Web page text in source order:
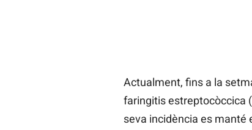
Actualment, fins a la
faringitis estreptocòccica
seva incidència es manté